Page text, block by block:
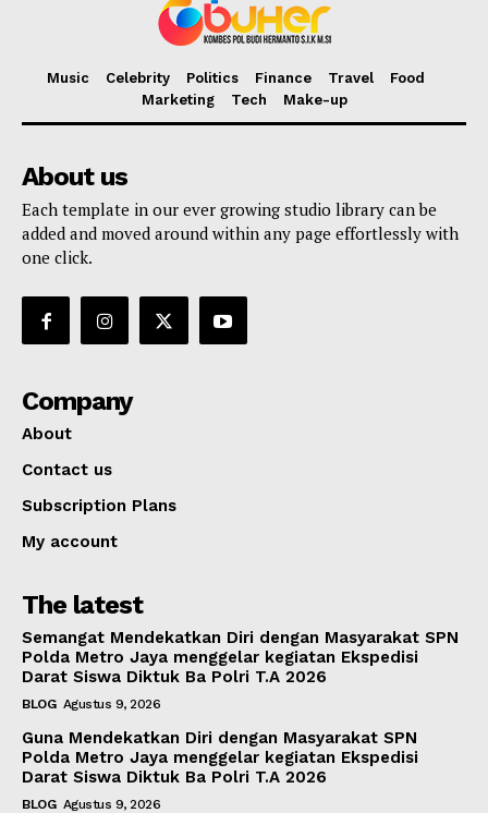
Music Celebrity Politics Finance Travel
Food
Marketing
Tech Make-up
About us
Each template in our ever growing studio library can be
added and moved around within any page effortlessly with
one click.
Company
About
Contact us
Subscription Plans
My account
The latest
Semangat Mendekatkan Diri dengan Masyarakat SPN
Polda Metro Jaya menggelar kegiatan Ekspedisi
Darat Siswa Diktuk Ba Polri T.A 2026
BLOG Agustus 9, 2026
Guna Mendekatkan Diri dengan Masyarakat SPN
Polda Metro Jaya menggelar kegiatan Ekspedisi
Darat Siswa Diktuk Ba Polri T.A 2026
BLOG Agustus 9, 2026